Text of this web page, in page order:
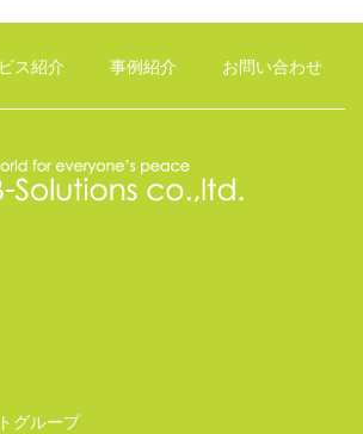
ス紹介 事例紹介 お問い合わせ
グループ